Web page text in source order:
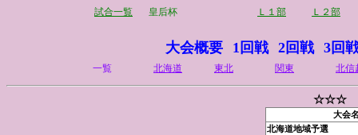
試合一覧 皇后杯 Ｌ１部 Ｌ２部
大会概要 1回戦 2回戦 3回
一覧 北海道 東北 関東 北信
☆☆☆
大会
北海道地域予選